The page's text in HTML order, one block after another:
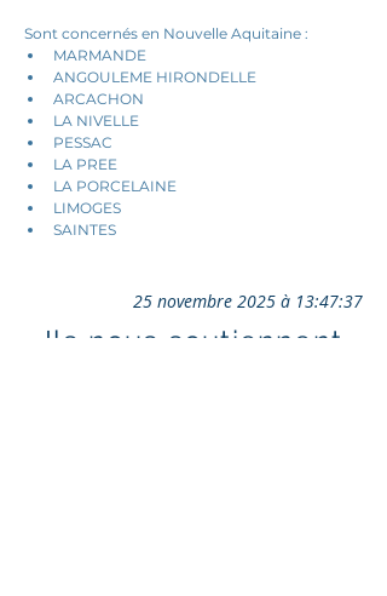
Sont concernés en Nouvelle Aquitaine :
MARMANDE
ANGOULEME HIRONDELLE
ARCACHON
LA NIVELLE
PESSAC
LA PREE
LA PORCELAINE
LIMOGES
SAINTES
25 novembre 2025 à 13:47:37
Ils nous soutiennent